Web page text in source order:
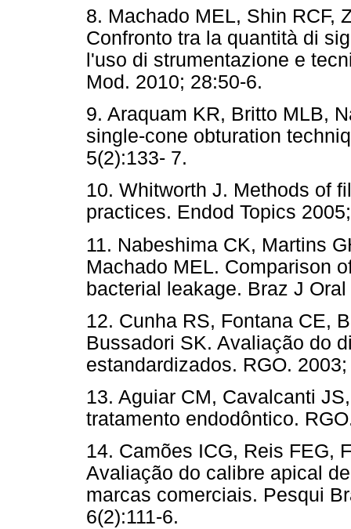
8. Machado MEL, Shin RCF,
Confronto tra la quantità di
l'uso di strumentazione e
Mod. 2010; 28:50-6.
9. Araquam KR, Britto MLB,
single-cone obturation
5(2):133- 7.
10. Whitworth J. Methods of
practices. Endod Topics
11. Nabeshima CK, Martins
Machado MEL. Comparison
bacterial leakage. Braz J
12. Cunha RS, Fontana CE,
Bussadori SK. Avaliação do
estandardizados. RGO.
13. Aguiar CM, Cavalcanti
tratamento endodôntico.
14. Camões ICG, Reis FEG,
Avaliação do calibre apical
marcas comerciais. Pesqui
6(2):111-6.